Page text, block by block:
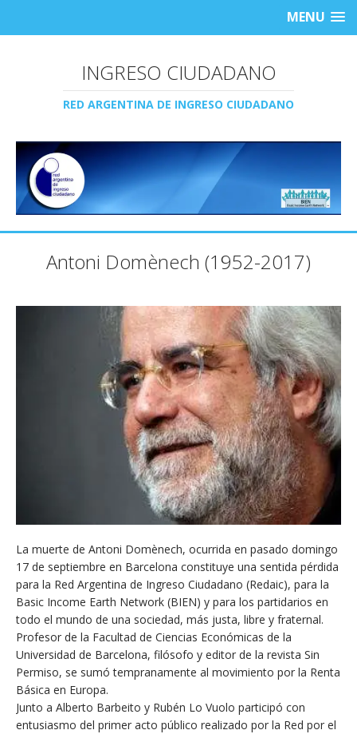
MENU
INGRESO CIUDADANO
RED ARGENTINA DE INGRESO CIUDADANO
Antoni Domènech (1952-2017)
La muerte de Antoni Domènech, ocurrida en pasado domingo
17 de septiembre en Barcelona constituye una sentida pérdida
para la Red Argentina de Ingreso Ciudadano (Redaic), para la
Basic Income Earth Network (BIEN) y para los partidarios en
todo el mundo de una sociedad, más justa, libre y fraternal.
Profesor de la Facultad de Ciencias Económicas de la
Universidad de Barcelona, filósofo y editor de la revista Sin
Permiso, se sumó tempranamente al movimiento por la Renta
Básica en Europa.
Junto a Alberto Barbeito y Rubén Lo Vuolo participó con
entusiasmo del primer acto público realizado por la Red por el